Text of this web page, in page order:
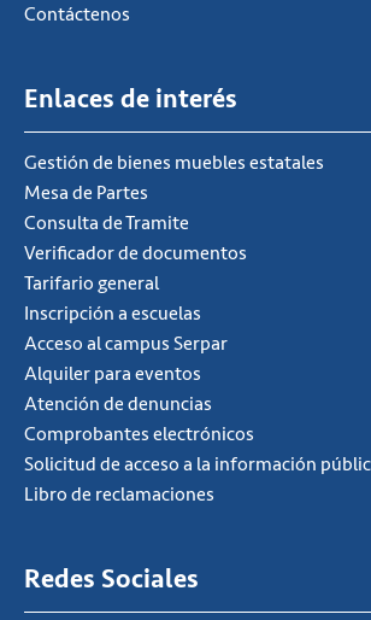
Contáctenos
Enlaces de interés
Gestión de bienes muebles estatales
Mesa de Partes
Consulta de Tramite
Verificador de documentos
Tarifario general
Inscripción a escuelas
Acceso al campus Serpar
Alquiler para eventos
Atención de denuncias
Comprobantes electrónicos
Solicitud de acceso a la información
Libro de reclamaciones
Redes Sociales